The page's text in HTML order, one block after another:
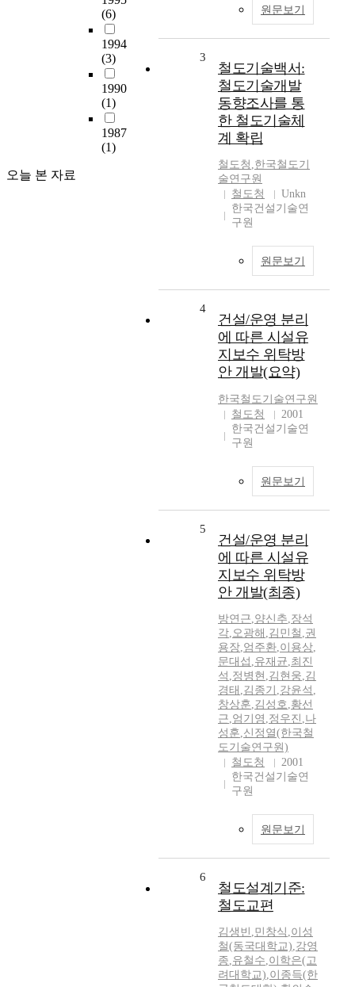
(6)
1994
(3)
1990
(1)
1987
(1)
오늘 본 자료
원문보기
3
철도기술백서:
철도기술개발
동향조사를 통
한 철도기술체
계 확립
철도청 ,한국철도기
술연구원
철도청
Unkn
한국건설기술연
구원
원문보기
4
건설/운영 분리
에 따른 시설유
지보수 위탁방
안 개발(요약)
한국철도기술연구원
철도청
2001
한국건설기술연
구원
원문보기
5
건설/운영 분리
에 따른 시설유
지보수 위탁방
안 개발(최종)
방연근,양신추,장석
각,오광해 ,김민철 ,권
용장,엄주환,이용상,
문대섭 ,유재균,최진
석 ,정병현 ,김현웅,김
경태 ,김종기 ,강윤석 ,
창상훈,김성호,황선
근,엄기영 ,정우진 ,나
성훈,신정열(한국철
도기술연구원)
철도청
2001
한국건설기술연
구원
원문보기
6
철도설계기준:
철도교편
김생빈 ,민창식 ,이성
철(동국대학교),강영
종,유철수,이학은(고
려대학교),이종득(한